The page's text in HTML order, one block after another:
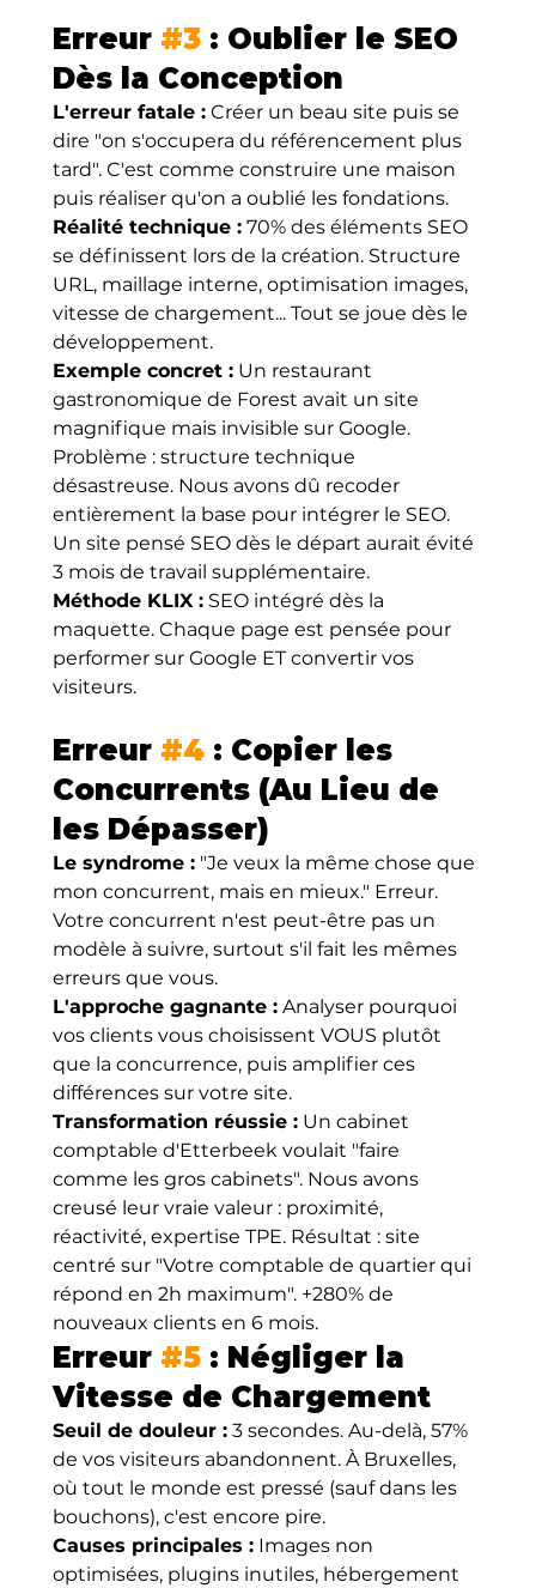
Erreur #3 : Oublier le SEO
Dès la Conception
L'erreur fatale : Créer un beau site puis se
dire "on s'occupera du référencement plus
tard". C'est comme construire une maison
puis réaliser qu'on a oublié les fondations.
Réalité technique : 70% des éléments SEO
se définissent lors de la création. Structure
URL, maillage interne, optimisation images,
vitesse de chargement... Tout se joue dès le
développement.
Exemple concret : Un restaurant
gastronomique de Forest avait un site
magnifique mais invisible sur Google.
Problème : structure technique
désastreuse. Nous avons dû recoder
entièrement la base pour intégrer le SEO.
Un site pensé SEO dès le départ aurait évité
3 mois de travail supplémentaire.
Méthode KLIX : SEO intégré dès la
maquette. Chaque page est pensée pour
performer sur Google ET convertir vos
visiteurs.
Erreur #4 : Copier les
Concurrents (Au Lieu de
les Dépasser)
Le syndrome : "Je veux la même chose que
mon concurrent, mais en mieux." Erreur.
Votre concurrent n'est peut-être pas un
modèle à suivre, surtout s'il fait les mêmes
erreurs que vous.
L'approche gagnante : Analyser pourquoi
vos clients vous choisissent VOUS plutôt
que la concurrence, puis amplifier ces
différences sur votre site.
Transformation réussie : Un cabinet
comptable d'Etterbeek voulait "faire
comme les gros cabinets". Nous avons
creusé leur vraie valeur : proximité,
réactivité, expertise TPE. Résultat : site
centré sur "Votre comptable de quartier qui
répond en 2h maximum". +280% de
nouveaux clients en 6 mois.
Erreur #5 : Négliger la
Vitesse de Chargement
Seuil de douleur : 3 secondes. Au-delà, 57%
de vos visiteurs abandonnent. À Bruxelles,
où tout le monde est pressé (sauf dans les
bouchons), c'est encore pire.
Causes principales : Images non
optimisées, plugins inutiles, hébergement